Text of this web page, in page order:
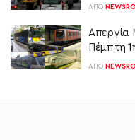
ΑΠΌ
Απεργία
Πέμπτη
ΑΠΌ